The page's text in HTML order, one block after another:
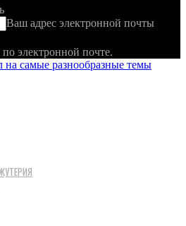
Ваш адрес электронной почты
электронной почте.
самые разнообразные темы